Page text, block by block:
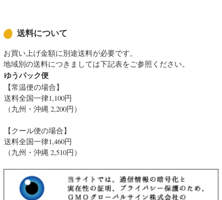
送料について
お買い上げ金額に別途送料が必要です。
地域別の送料につきましては下記表をご参照ください。
ゆうパック便
【常温便の場合】
送料全国一律1,100円
（九州・沖縄 2,200円）
【クール便の場合】
送料全国一律1,460円
（九州・沖縄 2,510円）